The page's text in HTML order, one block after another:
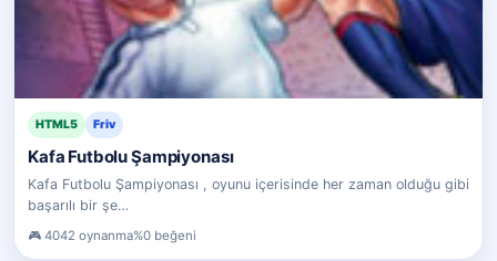
HTML5 Friv
Kafa Futbolu Şampiyonası
Kafa Futbolu Şampiyonası , oyunu içerisinde her zaman olduğu gibi
başarılı bir şe…
4042 oynanma%0 beğeni